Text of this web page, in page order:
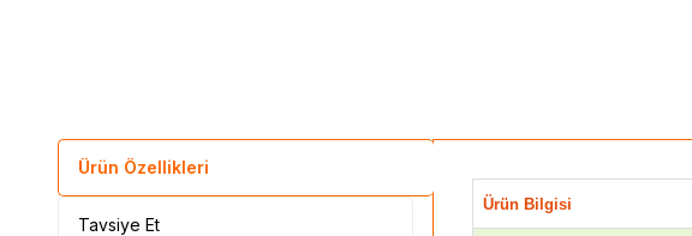
Ürün Özellikleri
Tavsiye Et
Ürün Bilgisi